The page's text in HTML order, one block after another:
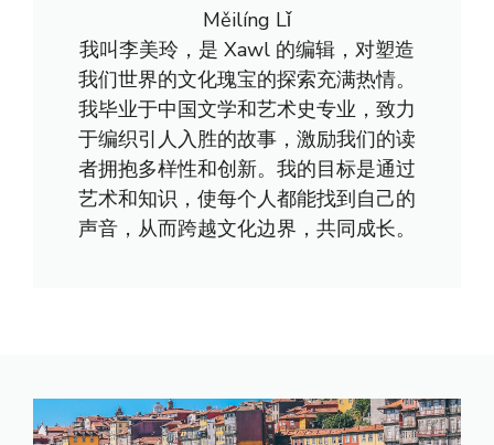
Měilíng Lǐ
我叫李美玲，是 Xawl 的编辑，对塑造
我们世界的文化瑰宝的探索充满热情。
我毕业于中国文学和艺术史专业，致力
于编织引人入胜的故事，激励我们的读
者拥抱多样性和创新。我的目标是通过
艺术和知识，使每个人都能找到自己的
声音，从而跨越文化边界，共同成长。